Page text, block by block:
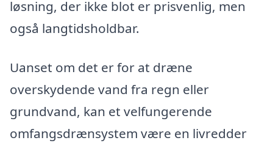
løsning, der ikke blot er prisvenlig, men
også langtidsholdbar.
Uanset om det er for at dræne
overskydende vand fra regn eller
grundvand, kan et velfungerende
omfangsdrænsystem være en livredder